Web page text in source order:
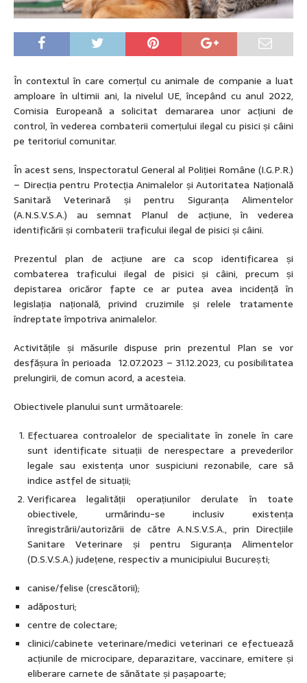
În contextul în care comerțul cu animale de companie a luat
amploare în ultimii ani, la nivelul UE, începând cu anul 2022,
Comisia Europeană a solicitat demararea unor acțiuni de
control, în vederea combaterii comerțului ilegal cu pisici și câini
pe teritoriul comunitar.
În acest sens, Inspectoratul General al Poliției Române (I.G.P.R.)
– Direcția pentru Protecția Animalelor și Autoritatea Națională
Sanitară Veterinară și pentru Siguranța Alimentelor
(A.N.S.V.S.A.) au semnat Planul de acțiune, în vederea
identificării și combaterii traficului ilegal de pisici și câini.
Prezentul plan de acțiune are ca scop identificarea și
combaterea traficului ilegal de pisici și câini, precum și
depistarea oricăror fapte ce ar putea avea incidență în
legislația națională, privind cruzimile și relele tratamente
îndreptate împotriva animalelor.
Activitățile și măsurile dispuse prin prezentul Plan se vor
desfășura în perioada 12.07.2023 – 31.12.2023, cu posibilitatea
prelungirii, de comun acord, a acesteia.
Obiectivele planului sunt următoarele:
Efectuarea controalelor de specialitate în zonele în care
sunt identificate situații de nerespectare a prevederilor
legale sau existența unor suspiciuni rezonabile, care să
indice astfel de situații;
Verificarea legalității operațiunilor derulate în toate
obiectivele, urmărindu-se inclusiv existența
înregistrării/autorizării de către A.N.S.V.S.A., prin Direcțiile
Sanitare Veterinare și pentru Siguranța Alimentelor
(D.S.V.S.A.) județene, respectiv a municipiului București;
canise/felise (crescătorii);
adăposturi;
centre de colectare;
clinici/cabinete veterinare/medici veterinari ce efectuează
acțiunile de microcipare, deparazitare, vaccinare, emitere și
eliberare carnete de sănătate și pașapoarte;